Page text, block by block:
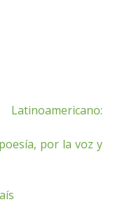
por la voz y